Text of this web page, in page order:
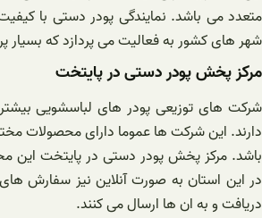
متعدد می باشد. نمایندگی پودر دستی با
شهر های کشور به فعالیت می پردازد که بسیار
مرکز پخش پودر دستی در پایتخت
شرکت های توزیعی پودر های لباسشویی
دارند. این شرکت ها عموما دارای محصولات
باشد. مرکز پخش پودر دستی در پایتخت این
در این استان به صورت آنلاین نیز سفارش
دریافت و به ان ها ارسال می کنند.